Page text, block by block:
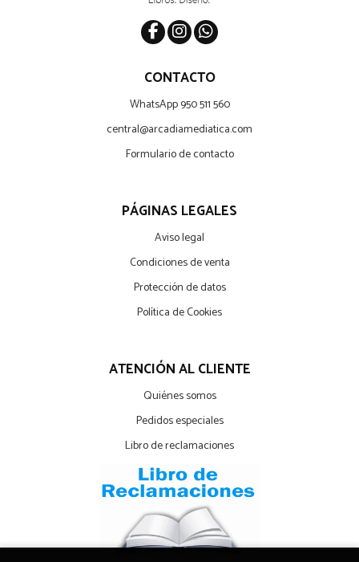
CONTACTO
WhatsApp 950 511 560
central@arcadiamediatica.com
Formulario de contacto
PÁGINAS LEGALES
Aviso legal
Condiciones de venta
Protección de datos
Política de Cookies
ATENCIÓN AL CLIENTE
Quiénes somos
Pedidos especiales
Libro de reclamaciones